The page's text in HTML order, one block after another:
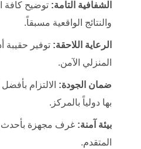
الشفافية التامة: توضيح كافة
والنتائج الواقعية مسبقاً.
الرعاية اللاحقة: توفير حقيبة
المنزلي الآمن.
ضمان الجودة: الالتزام
بها دولياً بالمركز.
بيئة آمنة: غرف مجهزة بأحدث
المتقدم.